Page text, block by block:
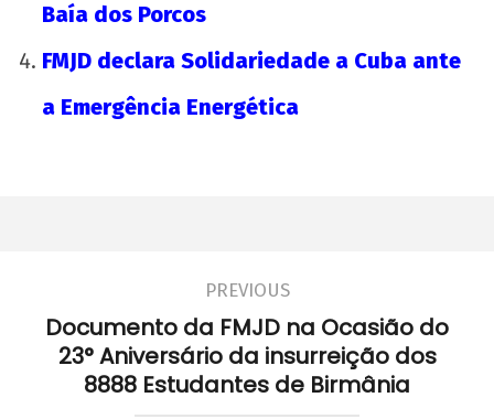
Baía dos Porcos
FMJD declara Solidariedade a Cuba ante
a Emergência Energética
PREVIOUS
Documento da FMJD na Ocasião do
23° Aniversário da insurreição dos
8888 Estudantes de Birmânia